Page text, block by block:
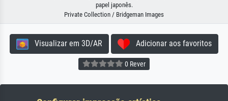
papel japonês.
Private Collection / Bridgeman Images
Visualizar em 3D/AR Adicionar aos favoritos
0 Rever